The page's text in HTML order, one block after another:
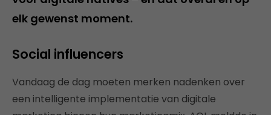
elk gewenst moment.
Social influencers
Vandaag de dag moeten merken nadenken over
een intelligente implementatie van digitale